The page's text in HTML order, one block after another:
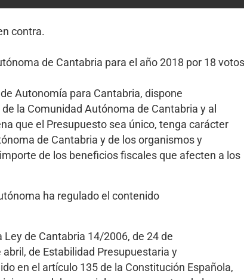
contra.
de Cantabria para el año 2018 por 18
Autonomía para Cantabria, dispone
la Comunidad Autónoma de Cantabria y al
que el Presupuesto sea único, tenga carácter
de Cantabria y de los organismos y
de los beneficios fiscales que afecten a los
ha regulado el contenido
de Cantabria 14/2006, de 24 de
de Estabilidad Presupuestaria y
en el artículo 135 de la Constitución Española,